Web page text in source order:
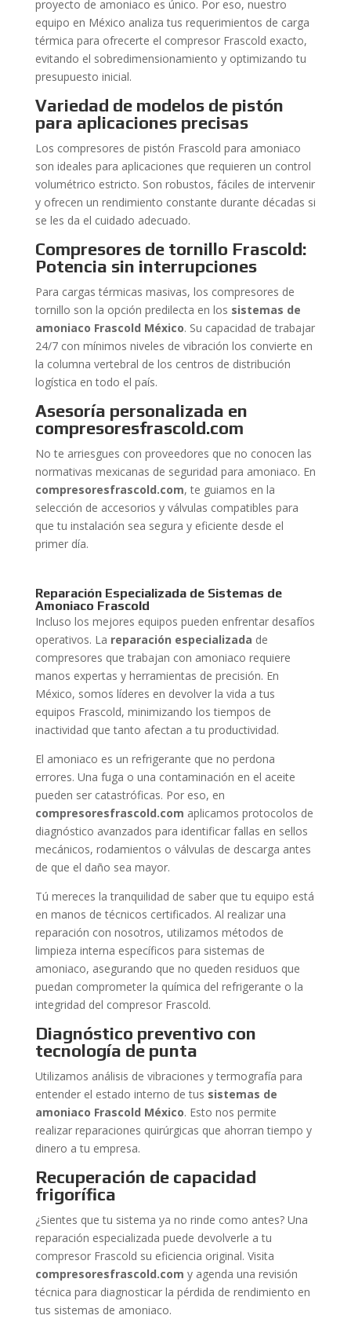
proyecto de amoniaco es único. Por eso, nuestro
equipo en México analiza tus requerimientos de carga
térmica para ofrecerte el compresor Frascold exacto,
evitando el sobredimensionamiento y optimizando tu
presupuesto inicial.
Variedad de modelos de pistón
para aplicaciones precisas
Los compresores de pistón Frascold para amoniaco
son ideales para aplicaciones que requieren un control
volumétrico estricto. Son robustos, fáciles de intervenir
y ofrecen un rendimiento constante durante décadas si
se les da el cuidado adecuado.
Compresores de tornillo Frascold:
Potencia sin interrupciones
Para cargas térmicas masivas, los compresores de
tornillo son la opción predilecta en los sistemas de
amoniaco Frascold México. Su capacidad de trabajar
24/7 con mínimos niveles de vibración los convierte en
la columna vertebral de los centros de distribución
logística en todo el país.
Asesoría personalizada en
compresoresfrascold.com
No te arriesgues con proveedores que no conocen las
normativas mexicanas de seguridad para amoniaco. En
compresoresfrascold.com, te guiamos en la
selección de accesorios y válvulas compatibles para
que tu instalación sea segura y eficiente desde el
primer día.
Reparación Especializada de Sistemas de
Amoniaco Frascold
Incluso los mejores equipos pueden enfrentar desafíos
operativos. La reparación especializada de
compresores que trabajan con amoniaco requiere
manos expertas y herramientas de precisión. En
México, somos líderes en devolver la vida a tus
equipos Frascold, minimizando los tiempos de
inactividad que tanto afectan a tu productividad.
El amoniaco es un refrigerante que no perdona
errores. Una fuga o una contaminación en el aceite
pueden ser catastróficas. Por eso, en
compresoresfrascold.com aplicamos protocolos de
diagnóstico avanzados para identificar fallas en sellos
mecánicos, rodamientos o válvulas de descarga antes
de que el daño sea mayor.
Tú mereces la tranquilidad de saber que tu equipo está
en manos de técnicos certificados. Al realizar una
reparación con nosotros, utilizamos métodos de
limpieza interna específicos para sistemas de
amoniaco, asegurando que no queden residuos que
puedan comprometer la química del refrigerante o la
integridad del compresor Frascold.
Diagnóstico preventivo con
tecnología de punta
Utilizamos análisis de vibraciones y termografía para
entender el estado interno de tus sistemas de
amoniaco Frascold México. Esto nos permite
realizar reparaciones quirúrgicas que ahorran tiempo y
dinero a tu empresa.
Recuperación de capacidad
frigorífica
¿Sientes que tu sistema ya no rinde como antes? Una
reparación especializada puede devolverle a tu
compresor Frascold su eficiencia original. Visita
compresoresfrascold.com y agenda una revisión
técnica para diagnosticar la pérdida de rendimiento en
tus sistemas de amoniaco.